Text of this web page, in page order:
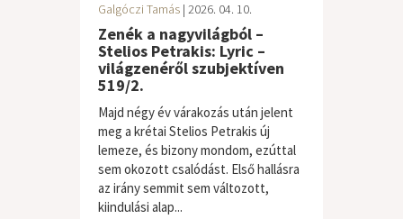
Galgóczi Tamás | 2026. 04. 10.
Zenék a nagyvilágból –
Stelios Petrakis: Lyric –
világzenéről szubjektíven
519/2.
Majd négy év várakozás után jelent
meg a krétai Stelios Petrakis új
lemeze, és bizony mondom, ezúttal
sem okozott csalódást. Első hallásra
az irány semmit sem változott,
kiindulási alap...